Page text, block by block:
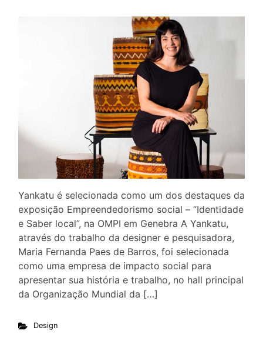
Yankatu é selecionada como um dos destaques da
exposição Empreendedorismo social – “Identidade
e Saber local”, na OMPI em Genebra A Yankatu,
através do trabalho da designer e pesquisadora,
Maria Fernanda Paes de Barros, foi selecionada
como uma empresa de impacto social para
apresentar sua história e trabalho, no hall principal
da Organização Mundial da […]
Design